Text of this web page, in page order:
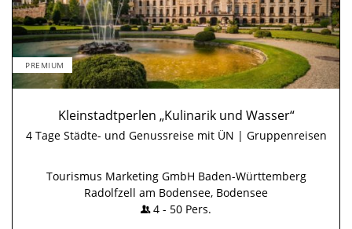
PREMIUM
Kleinstadtperlen „Kulinarik und Wasser“
4 Tage Städte- und Genussreise mit ÜN | Gruppenreisen
Tourismus Marketing GmbH Baden-Württemberg
Radolfzell am Bodensee, Bodensee
4 - 50 Pers.